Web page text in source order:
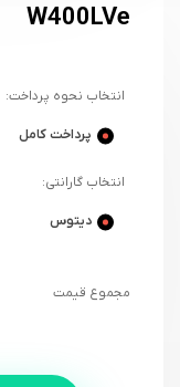
W400LVe
انتخاب نحوه پرداخت:
پرداخت کامل
انتخاب گارانتی:
دیتوس
مجموع قیمت